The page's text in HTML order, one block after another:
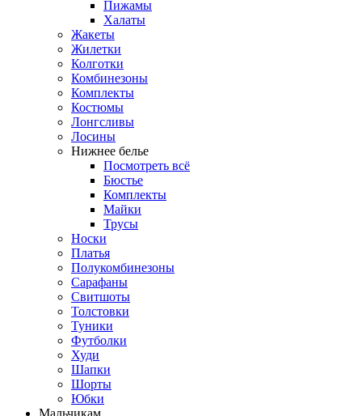
Пижамы
Халаты
Жакеты
Жилетки
Колготки
Комбинезоны
Комплекты
Костюмы
Лонгсливы
Лосины
Нижнее белье
Посмотреть всё
Бюстье
Комплекты
Майки
Трусы
Носки
Платья
Полукомбинезоны
Сарафаны
Свитшоты
Толстовки
Туники
Футболки
Худи
Шапки
Шорты
Юбки
Мальчикам